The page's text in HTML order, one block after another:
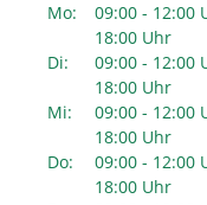
Mo:
09:00 - 12:00
18:00 Uhr
Di:
09:00 - 12:00
18:00 Uhr
Mi:
09:00 - 12:00
18:00 Uhr
Do:
09:00 - 12:00
18:00 Uhr